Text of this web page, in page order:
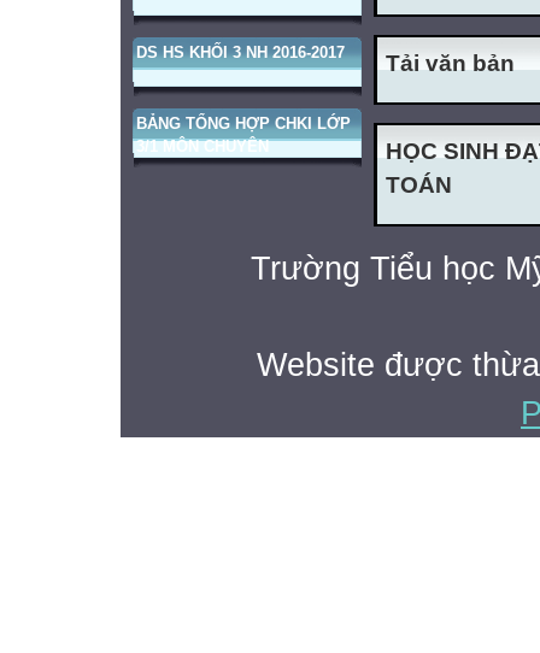
DS HS KHỐI 3 NH 2016-2017
BẢNG TỔNG HỢP CHKI LỚP
3/1 MÔN CHUYÊN
Tải văn bản
HỌC SINH
TOÁN
Trường Tiểu học
Website được